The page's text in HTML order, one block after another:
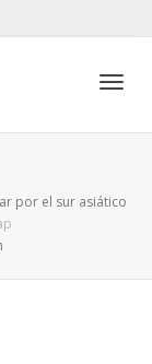
por el sur asiático